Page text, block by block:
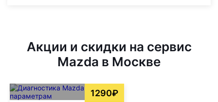
Акции и скидки на сервис
Mazda в Москве
1290₽